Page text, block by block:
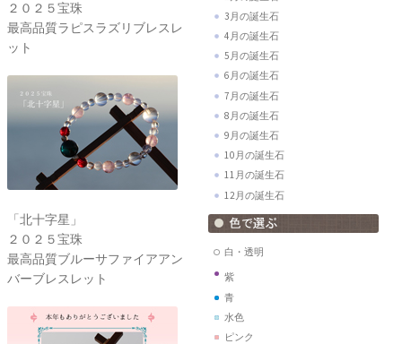
２０２５宝珠
最高品質ラピスラズリブレスレ
ット
「北十字星」
２０２５宝珠
最高品質ブルーサファイアアン
バーブレスレット
3月の誕生石
4月の誕生石
5月の誕生石
6月の誕生石
7月の誕生石
8月の誕生石
9月の誕生石
10月の誕生石
11月の誕生石
12月の誕生石
白・透明
紫
青
水色
ピンク